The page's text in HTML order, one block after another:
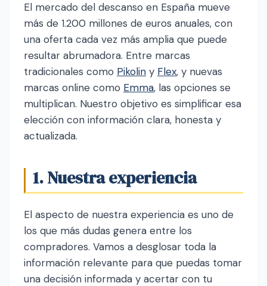
El mercado del descanso en España mueve
más de 1.200 millones de euros anuales, con
una oferta cada vez más amplia que puede
resultar abrumadora. Entre marcas
tradicionales como Pikolin y Flex, y nuevas
marcas online como Emma, las opciones se
multiplican. Nuestro objetivo es simplificar esa
elección con información clara, honesta y
actualizada.
1. Nuestra experiencia
El aspecto de nuestra experiencia es uno de
los que más dudas genera entre los
compradores. Vamos a desglosar toda la
información relevante para que puedas tomar
una decisión informada y acertar con tu